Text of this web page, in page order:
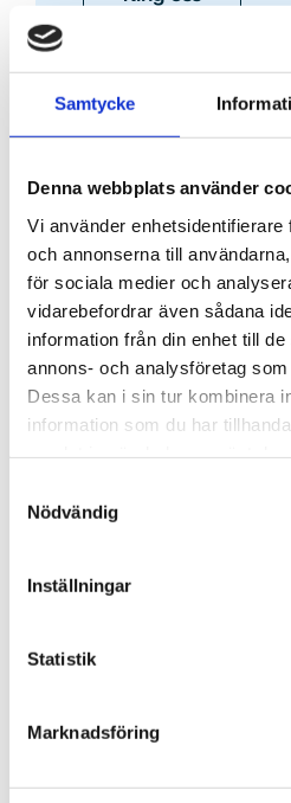
Samtycke
Denna webbplats använder
Vi använder
och annonserna till
för sociala medier och
vidarebefordrar även sådana
information från din enhet till
annons- och analysföretag
Dessa kan i sin tur kombinera
information som du har
Nödvändig
Inställningar
Statistik
Marknadsföring
Kontakta oss
Vill du bli patient hos
här och fyll i dina
kontakt med dig inom
Kontakta oss